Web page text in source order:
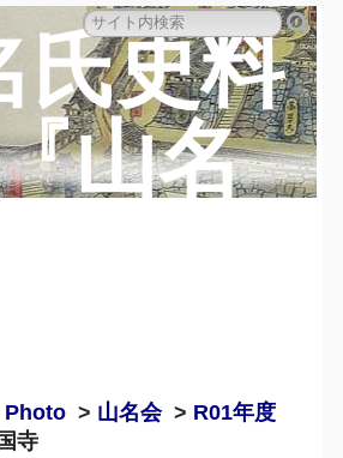
氏史料
山名
Photo > 山名会> R01年度
寺